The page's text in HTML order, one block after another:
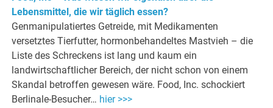
Lebensmittel, die wir täglich essen?
Genmanipulatiertes Getreide, mit Medikamenten
versetztes Tierfutter, hormonbehandeltes Mastvieh – die
Liste des Schreckens ist lang und kaum ein
landwirtschaftlicher Bereich, der nicht schon von einem
Skandal betroffen gewesen wäre. Food, Inc. schockiert
Berlinale-Besucher… hier >>>